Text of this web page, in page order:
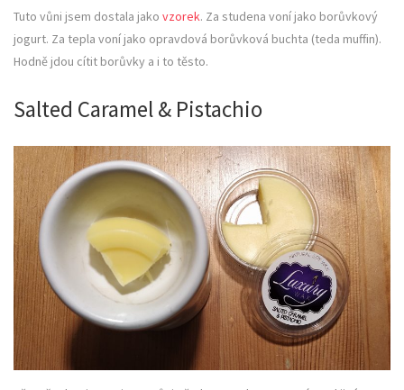
Tuto vůni jsem dostala jako vzorek. Za studena voní jako borůvkový
jogurt. Za tepla voní jako opravdová borůvková buchta (teda muffin).
Hodně jdou cítit borůvky a i to těsto.
Salted Caramel & Pistachio